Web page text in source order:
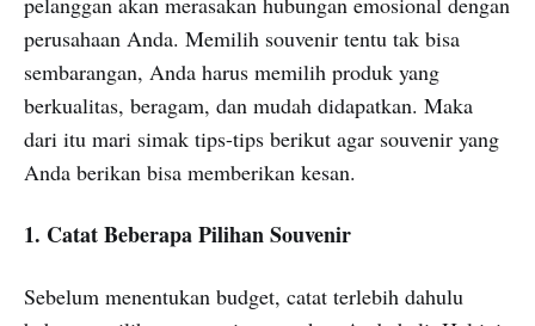
perusahaan Anda. Memilih souvenir tentu tak bisa
sembarangan, Anda harus memilih produk yang
berkualitas, beragam, dan mudah didapatkan. Maka
dari itu mari simak tips-tips berikut agar souvenir yang
Anda berikan bisa memberikan kesan.
1. Catat Beberapa Pilihan Souvenir
Sebelum menentukan budget, catat terlebih dahulu